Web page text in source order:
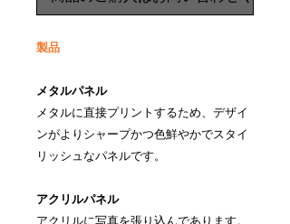
製品
メタルパネル
メタルに直接プリントするため、デザイ
ンがよりシャープかつ色鮮やかでスタイ
リッシュなパネルです。
アクリルパネル
アクリルに写真を張り込んであります。